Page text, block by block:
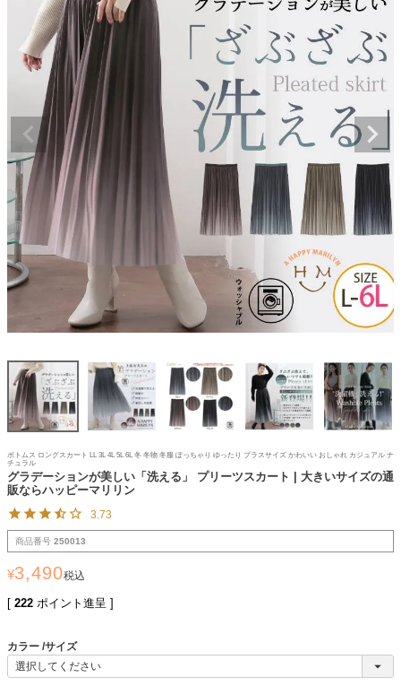
ボトムス ロングスカート LL 3L 4L 5L 6L 冬 冬物 冬服 ぽっちゃり ゆったり プラスサイズ かわいい おしゃれ カジュアル ナ
チュラル
グラデーションが美しい「洗える」 プリーツスカート | 大きいサイズの通
販ならハッピーマリリン
3.73
商品番号 250013
¥3,490税込
[ 222 ポイント進呈 ]
カラー サイズ